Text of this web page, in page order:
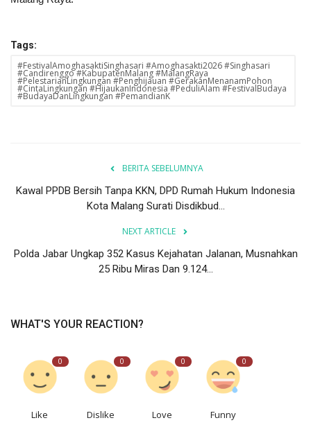
Tags:
#FestivalAmoghasaktiSinghasari #Amoghasakti2026 #Singhasari
#Candirenggo #KabupatenMalang #MalangRaya
#PelestarianLingkungan #Penghijauan #GerakanMenanamPohon
#CintaLingkungan #HijaukanIndonesia #PeduliAlam #FestivalBudaya
#BudayaDanLingkungan #PemandianK
BERITA SEBELUMNYA
Kawal PPDB Bersih Tanpa KKN, DPD Rumah Hukum Indonesia
Kota Malang Surati Disdikbud...
NEXT ARTICLE
Polda Jabar Ungkap 352 Kasus Kejahatan Jalanan, Musnahkan
25 Ribu Miras Dan 9.124...
WHAT'S YOUR REACTION?
0
Like
0
Dislike
0
Love
0
Funny